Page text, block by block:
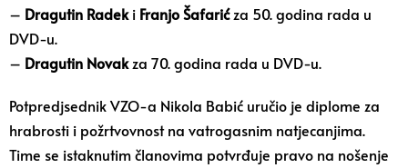
– Dragutin Radeki Franjo Šafarićza 50. godina rada u
DVD-u.
– Dragutin Novakza 70. godina rada u DVD-u.
Potpredjsednik VZO-a Nikola Babić uručio je diplome za
hrabrosti i požrtvovnost na vatrogasnim natjecanjima.
Time se istaknutim članovima potvrđuje pravo na nošenje